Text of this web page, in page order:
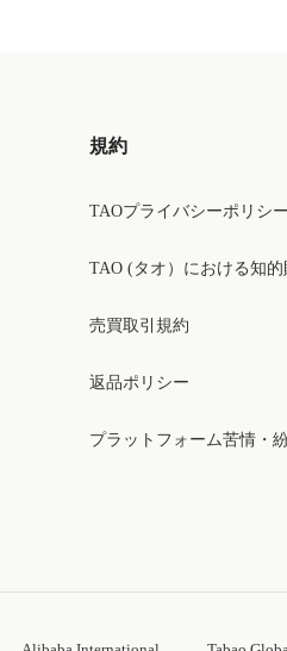
規約
TAOプライバシーポリシー
TAO (タオ）における知
売買取引規約
返品ポリシー
プラットフォーム苦情・